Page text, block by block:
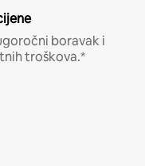
boravak i
troškova.*